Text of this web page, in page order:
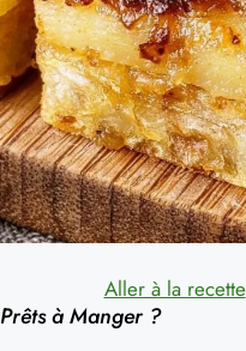
Aller à la recette
Prêts à Manger ?